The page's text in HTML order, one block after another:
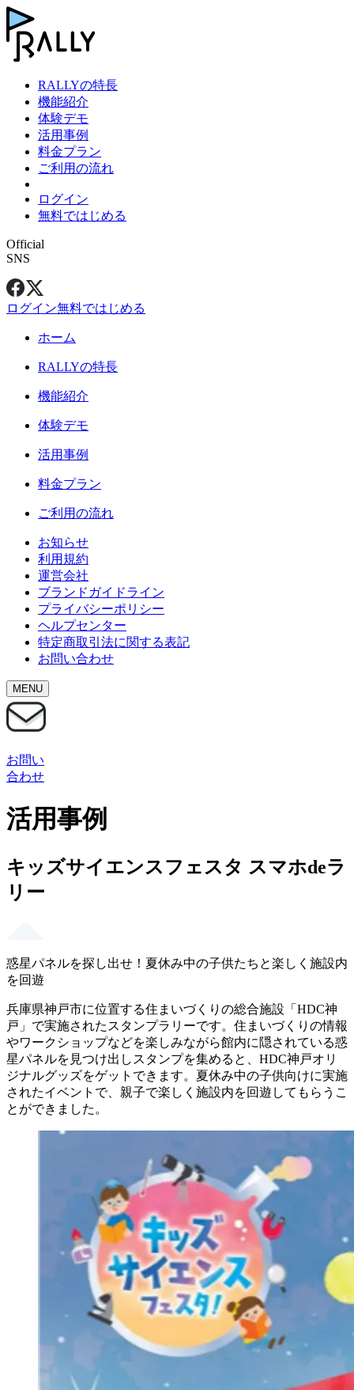
RALLYの特長
機能紹介
体験デモ
活用事例
料金プラン
ご利用の流れ
ログイン
無料ではじめる
Official
SNS
ログイン無料ではじめる
ホーム
RALLYの特長
機能紹介
体験デモ
活用事例
料金プラン
ご利用の流れ
お知らせ
利用規約
運営会社
ブランドガイドライン
プライバシーポリシー
ヘルプセンター
特定商取引法に関する表記
お問い合わせ
MENU
お問い
合わせ
活用事例
キッズサイエンスフェスタ スマホdeラ
リー
惑星パネルを探し出せ！夏休み中の子供たちと楽しく施設内
を回遊
兵庫県神戸市に位置する住まいづくりの総合施設「HDC神
戸」で実施されたスタンプラリーです。住まいづくりの情報
やワークショップなどを楽しみながら館内に隠されている惑
星パネルを見つけ出しスタンプを集めると、HDC神戸オリ
ジナルグッズをゲットできます。夏休み中の子供向けに実施
されたイベントで、親子で楽しく施設内を回遊してもらうこ
とができました。